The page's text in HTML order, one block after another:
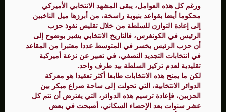
ورغم كل هذه العوامل، يبقى المشهد الانتخابي الأميركي
محكوما أيضا بقواعد بنيوية راسخة، من أبرزها ميل الناخبين
إلى إعادة التوازن للسلطة من خلال تقليص نفوذ حزب
الرئيس في الكونغرس، فالتاريخ الانتخابي يشير بوضوح إلى
أن حزب الرئيس يخسر في المتوسط عددا معتبرا من المقاعد
في انتخابات التجديد النصفي، في تعبير عن نزعة أميركية
تقليدية لعدم تركيز السلطة بيد طرف واحد.
لكن ما يمنح هذه الانتخابات طابعا أكثر تعقيدا هو معركة
الدوائر الانتخابية، التي تحولت إلى ساحة صراع مبكر بين
الحزبين، فإعادة ترسيم هذه الدوائر، التي يفترض أن تتم كل
عشر سنوات بعد الإحصاء السكاني، أصبحت في بعض